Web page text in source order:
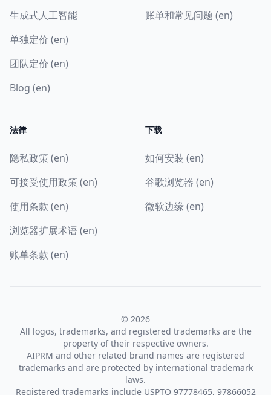
生成式人工智能
单独定价 (en)
团队定价 (en)
Blog (en)
账单和常见问题 (en)
法律
隐私政策 (en)
可接受使用政策 (en)
使用条款 (en)
浏览器扩展术语 (en)
账单条款 (en)
下载
如何安装 (en)
谷歌浏览器 (en)
微软边缘 (en)
© 2026
All logos, trademarks, and registered trademarks are the
property of their respective owners.
AIPRM and other related brand names are registered
trademarks and are protected by international trademark
laws.
Registered trademarks include USPTO 97778465, 97866052